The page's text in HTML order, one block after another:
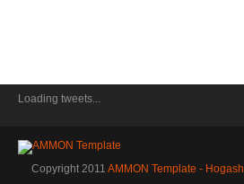
Loading tweets...
Copyright 2011 AMMON Template - Hogash